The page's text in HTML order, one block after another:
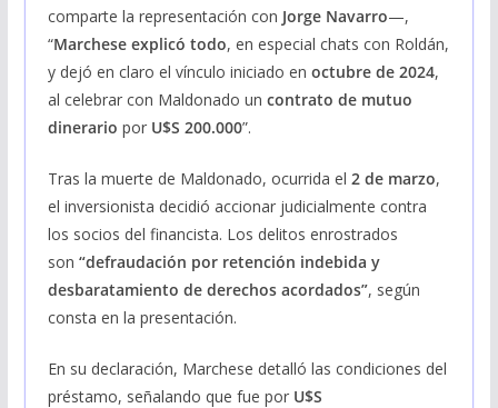
comparte la representación con Jorge Navarro—,
“Marchese explicó todo, en especial chats con Roldán,
y dejó en claro el vínculo iniciado en octubre de 2024,
al celebrar con Maldonado un contrato de mutuo
dinerario por U$S 200.000”.
Tras la muerte de Maldonado, ocurrida el 2 de marzo,
el inversionista decidió accionar judicialmente contra
los socios del financista. Los delitos enrostrados
son “defraudación por retención indebida y
desbaratamiento de derechos acordados”, según
consta en la presentación.
En su declaración, Marchese detalló las condiciones del
préstamo, señalando que fue por U$S